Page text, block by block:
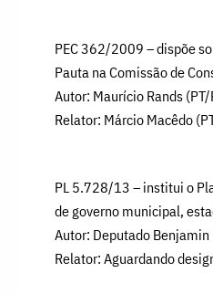
PEC 362/2009 – dispõe
Pauta na Comissão de
Autor: Maurício Rands
Relator: Márcio Macêdo
PL 5.728/13 – institui o
de governo municipal,
Autor: Deputado
Relator: Aguardando